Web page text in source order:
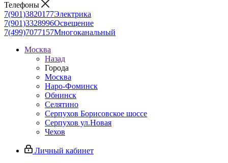
Телефоны
7(901)3820177Электрика
7(901)3328996Освещение
7(499)7077157Многоканальный
Москва
Назад
Города
Москва
Наро-Фоминск
Обнинск
Селятино
Серпухов Борисовское шоссе
Серпухов ул.Новая
Чехов
Личный кабинет